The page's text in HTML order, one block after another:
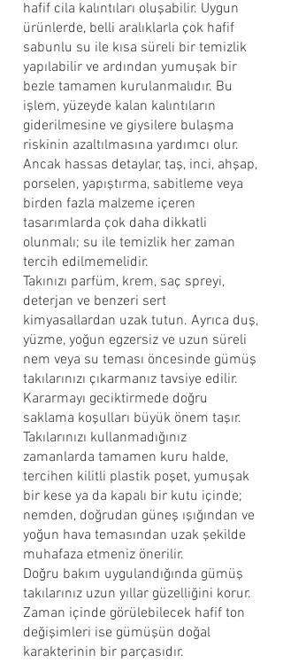
hafif cila kalıntıları oluşabilir. Uygun
ürünlerde, belli aralıklarla çok hafif
sabunlu su ile kısa süreli bir temizlik
yapılabilir ve ardından yumuşak bir
bezle tamamen kurulanmalıdır. Bu
işlem, yüzeyde kalan kalıntıların
giderilmesine ve giysilere bulaşma
riskinin azaltılmasına yardımcı olur.
Ancak hassas detaylar, taş, inci, ahşap,
porselen, yapıştırma, sabitleme veya
birden fazla malzeme içeren
tasarımlarda çok daha dikkatli
olunmalı; su ile temizlik her zaman
tercih edilmemelidir.
Takınızı parfüm, krem, saç spreyi,
deterjan ve benzeri sert
kimyasallardan uzak tutun. Ayrıca duş,
yüzme, yoğun egzersiz ve uzun süreli
nem veya su teması öncesinde gümüş
takılarınızı çıkarmanız tavsiye edilir.
Kararmayı geciktirmede doğru
saklama koşulları büyük önem taşır.
Takılarınızı kullanmadığınız
zamanlarda tamamen kuru halde,
tercihen kilitli plastik poşet, yumuşak
bir kese ya da kapalı bir kutu içinde;
nemden, doğrudan güneş ışığından ve
yoğun hava temasından uzak şekilde
muhafaza etmeniz önerilir.
Doğru bakım uygulandığında gümüş
takılarınız uzun yıllar güzelliğini korur.
Zaman içinde görülebilecek hafif ton
değişimleri ise gümüşün doğal
karakterinin bir parçasıdır.